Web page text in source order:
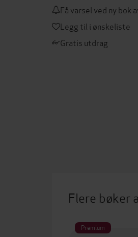
Få varsel ved ny bok
Legg til i ønskeliste
Gratis utdrag
Flere bøker
Premium